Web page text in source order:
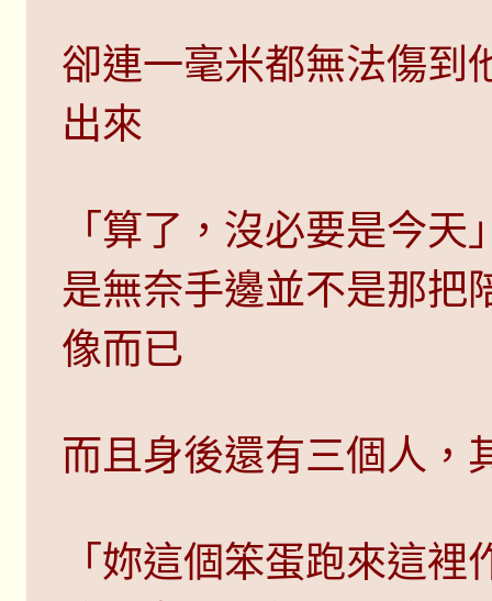
卻連一毫米都無法傷到
出來
「算了，沒必要是今
是無奈手邊並不是那把
像而已
而且身後還有三個人，
「妳這個笨蛋跑來這